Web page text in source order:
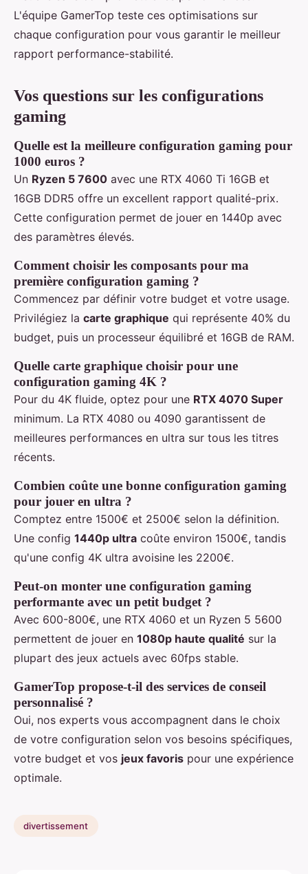
L'équipe GamerTop teste ces optimisations sur
chaque configuration pour vous garantir le meilleur
rapport performance-stabilité.
Vos questions sur les configurations
gaming
Quelle est la meilleure configuration gaming pour
1000 euros ?
Un Ryzen 5 7600 avec une RTX 4060 Ti 16GB et
16GB DDR5 offre un excellent rapport qualité-prix.
Cette configuration permet de jouer en 1440p avec
des paramètres élevés.
Comment choisir les composants pour ma
première configuration gaming ?
Commencez par définir votre budget et votre usage.
Privilégiez la carte graphique qui représente 40% du
budget, puis un processeur équilibré et 16GB de RAM.
Quelle carte graphique choisir pour une
configuration gaming 4K ?
Pour du 4K fluide, optez pour une RTX 4070 Super
minimum. La RTX 4080 ou 4090 garantissent de
meilleures performances en ultra sur tous les titres
récents.
Combien coûte une bonne configuration gaming
pour jouer en ultra ?
Comptez entre 1500€ et 2500€ selon la définition.
Une config 1440p ultra coûte environ 1500€, tandis
qu'une config 4K ultra avoisine les 2200€.
Peut-on monter une configuration gaming
performante avec un petit budget ?
Avec 600-800€, une RTX 4060 et un Ryzen 5 5600
permettent de jouer en 1080p haute qualité sur la
plupart des jeux actuels avec 60fps stable.
GamerTop propose-t-il des services de conseil
personnalisé ?
Oui, nos experts vous accompagnent dans le choix
de votre configuration selon vos besoins spécifiques,
votre budget et vos jeux favoris pour une expérience
optimale.
divertissement